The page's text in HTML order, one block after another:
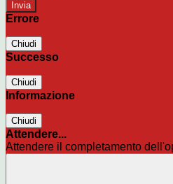
Errore
Chiudi
Successo
Chiudi
Informazione
Chiudi
Attendere...
Attendere il completamento